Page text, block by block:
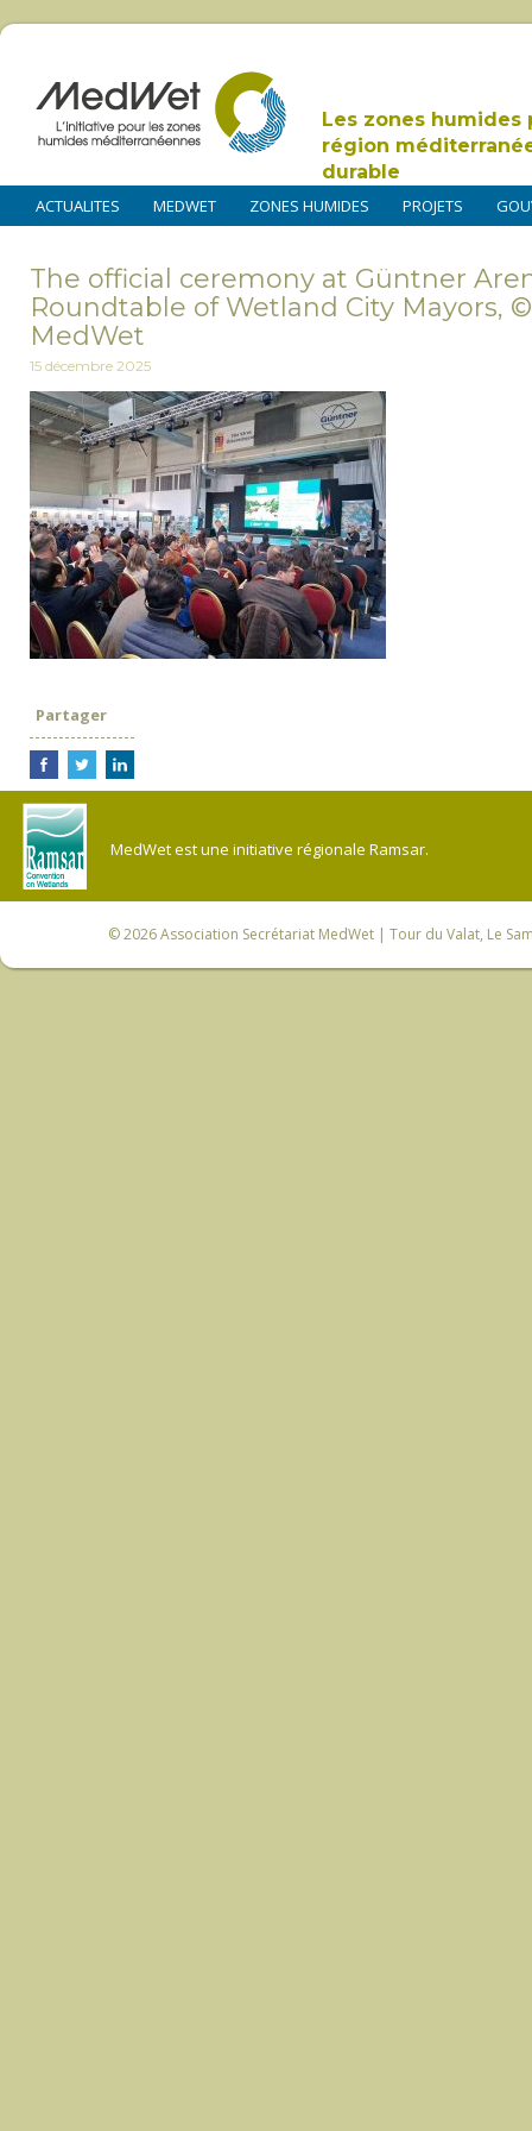
Les zones humides
région
durable
ACTUALITES MEDWET ZONES HUMIDES PROJETS
The official ceremony at Güntner
Roundtable of Wetland City Mayors,
MedWet
15 décembre 2025
Partager
MedWet est une initiative régionale Ramsar.
© 2026Association Secrétariat MedWet | Tour du Valat, Le